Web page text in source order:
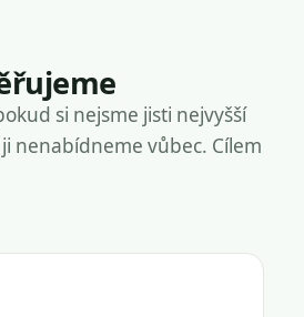
si nejsme jisti nejvyšší
nenabídneme vůbec. Cílem